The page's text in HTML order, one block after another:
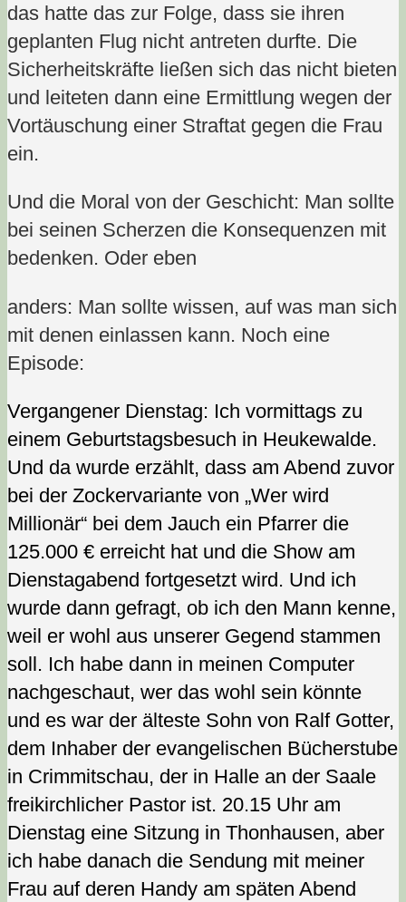
das hatte das zur Folge, dass sie ihren
geplanten Flug nicht antreten durfte. Die
Sicherheitskräfte ließen sich das nicht bieten
und leiteten dann eine Ermittlung wegen der
Vortäuschung einer Straftat gegen die Frau
ein.
Und die Moral von der Geschicht: Man sollte
bei seinen Scherzen die Konsequenzen mit
bedenken. Oder eben
anders: Man sollte wissen, auf was man sich
mit denen einlassen kann. Noch eine
Episode:
Vergangener Dienstag: Ich vormittags zu
einem Geburtstagsbesuch in Heukewalde.
Und da wurde erzählt, dass am Abend zuvor
bei der Zockervariante von „Wer wird
Millionär“ bei dem Jauch ein Pfarrer die
125.000 € erreicht hat und die Show am
Dienstagabend fortgesetzt wird. Und ich
wurde dann gefragt, ob ich den Mann kenne,
weil er wohl aus unserer Gegend stammen
soll. Ich habe dann in meinen Computer
nachgeschaut, wer das wohl sein könnte
und es war der älteste Sohn von Ralf Gotter,
dem Inhaber der evangelischen Bücherstube
in Crimmitschau, der in Halle an der Saale
freikirchlicher Pastor ist. 20.15 Uhr am
Dienstag eine Sitzung in Thonhausen, aber
ich habe danach die Sendung mit meiner
Frau auf deren Handy am späten Abend